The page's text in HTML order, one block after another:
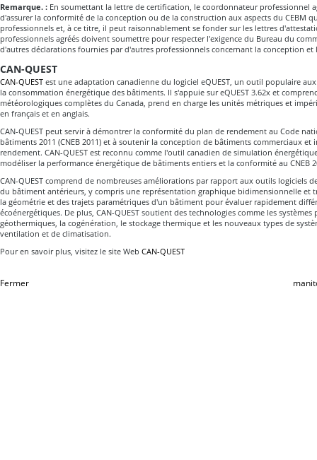
Remarque. : En soumettant la lettre de certification, le coordonnateur professionnel
d'assurer la conformité de la conception ou de la construction aux aspects du CEBM
professionnels et, à ce titre, il peut raisonnablement se fonder sur les lettres
professionnels agréés doivent soumettre pour respecter l'exigence du Bureau du
d'autres déclarations fournies par d'autres professionnels concernant la conception
CAN-QUEST
CAN-QUEST est une adaptation canadienne du logiciel eQUEST, un outil populaire
la consommation énergétique des bâtiments. Il s'appuie sur eQUEST 3.62x et
météorologiques complètes du Canada, prend en charge les unités métriques et
en français et en anglais.
CAN-QUEST peut servir à démontrer la conformité du plan de rendement au Code
bâtiments 2011 (CNEB 2011) et à soutenir la conception de bâtiments commerciaux
rendement. CAN-QUEST est reconnu comme l'outil canadien de simulation
modéliser la performance énergétique de bâtiments entiers et la conformité au CNEB
CAN-QUEST comprend de nombreuses améliorations par rapport aux outils logiciels
du bâtiment antérieurs, y compris une représentation graphique bidimensionnelle et
la géométrie et des trajets paramétriques d'un bâtiment pour évaluer rapidement
écoénergétiques. De plus, CAN-QUEST soutient des technologies comme les
géothermiques, la cogénération, le stockage thermique et les nouveaux types de
ventilation et de climatisation.
Pour en savoir plus, visitez le site Web CAN-QUEST
Fermer